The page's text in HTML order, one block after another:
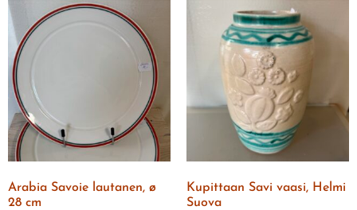
Arabia Savoie lautanen, ø
28 cm
Kupittaan Savi vaasi, Helmi
Suova